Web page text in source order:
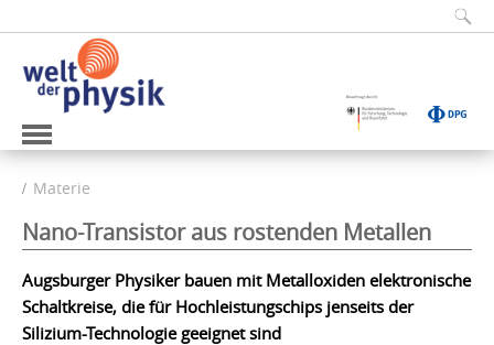
Materie
Nano-Transistor aus rostenden Metallen
Augsburger Physiker bauen mit Metalloxiden elektronische
Schaltkreise, die für Hochleistungschips jenseits der
Silizium-Technologie geeignet sind